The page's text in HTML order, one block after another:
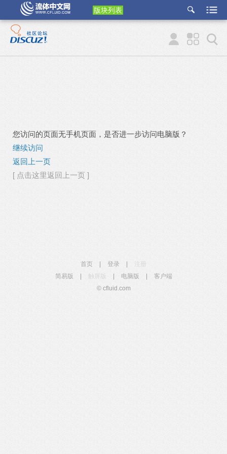
版块列表
etu
p
您访问的页面无手机页面，是否进一步访问电脑版？
继续访问
返回上一页
[ 点击这里返回上一页 ]
首页 登录
简易版
触屏版 电脑版
客户端
© cfluid.com